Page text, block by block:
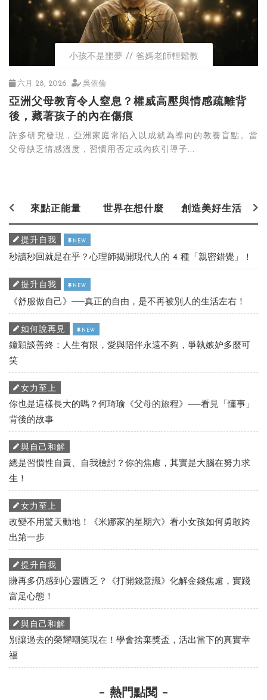
小孩不是噩夢 爸媽老師輕鬆教
六月 28, 2026 吳依倫
亞洲父母教育令人窒息？權威高壓與情感疏離背
後，藏著孩子的內在傷痕
許多研究發現，亞洲家庭常陷入以成就為導向的教養盲點。當
父母缺乏情感溫度，習慣用否定或內疚引導子...
來點正能量 世界在想什麼 創造美好生活
提升自我 NEW
秒讀秒回就是在乎？心理師揭開現代人的 4 種「親密錯覺」！
提升自我 NEW
《舒服做自己》──真正的自由，是不再被別人的生活左右！
如何說再見 NEW
鐘穎談善終：人生有限，愛與陪伴永遠不夠，爭執嫉妒多麼可
笑
女力至上
你也是這樣長大的嗎？何琦瑜《父母的旅程》──看見「懂事」
背後的故事
與自己和解
總是習慣性自責、自我檢討？你的焦慮，其實是大腦在努力求
生！
女力至上
改變不用驚天動地！《米娜家的星期六》看小女孩如何勇敢跨
出第一步
提升自我
賺再多仍感到心靈匱乏？《打開錢意識》化解金錢焦慮，實踐
富足心態！
與自己和解
別讓過去的榮耀嘲笑現在！學會捨棄獎盃，活出當下的真實幸
福
熱門點閱